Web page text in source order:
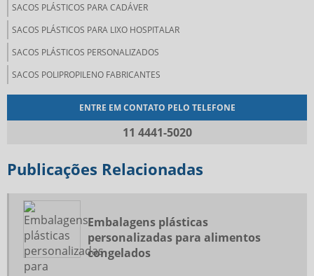
SACOS PLÁSTICOS PARA CADÁVER
SACOS PLÁSTICOS PARA LIXO HOSPITALAR
SACOS PLÁSTICOS PERSONALIZADOS
SACOS POLIPROPILENO FABRICANTES
ENTRE EM CONTATO PELO TELEFONE
11 4441-5020
Publicações Relacionadas
Embalagens plásticas
personalizadas para alimentos
congelados